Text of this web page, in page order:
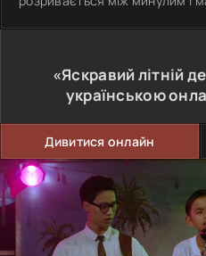
«Яскравий літній
українською
Дивитися онлайн